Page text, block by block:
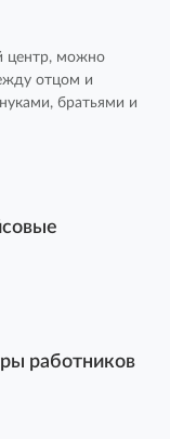
центр, можно
отцом и
братьями и
работников